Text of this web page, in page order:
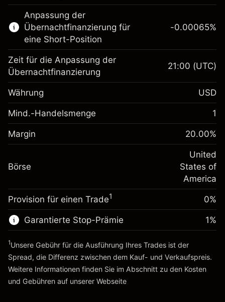
CFDs
Margin. Ihre Investition
$1,000.00
Anpassung der
Übernachtfinanzierung
fremdfinanzierten
(-$1.08)
~$5,000.00
Zur Plattform
Anpassung der
Übernachtfinanzierung für
eine Short-Position
Margin. Ihre Investition
$1,000.00
Anpassung der
-0.000654
%
(-$0.03)
Positionsgröße mit Hebelwirkung
~$5,000.00
Geld aus Hebelwirkung ~ $
Zur Plattform
-0.00065%
Zeit für die Anpassung der
Übernachtfinanzierung
21:00 (UTC)
Währung USD
Mind.-Handelsmenge 1
Margin 20.00%
Börse
United
States of
America
Provision für einen Trade1 0%
Garantierte Stop-Prämie 1%
1Unsere Gebühr für die Ausführung Ihres Trades ist der
Spread, die Differenz zwischen dem Kauf- und Verkaufspreis.
Weitere Informationen finden Sie im Abschnitt zu den Kosten
und Gebühren auf unserer Webseite